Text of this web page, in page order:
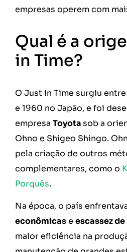
empresas operem com
Qual é a
in Time?
O Just in Time surgiu
e 1960 no Japão, e foi
empresa Toyotasob a
Ohno e Shigeo Shingo.
pela criação de outros
complementares, como o
Porquês.
Na época, o país
econômicase escassez
maior eficiência na